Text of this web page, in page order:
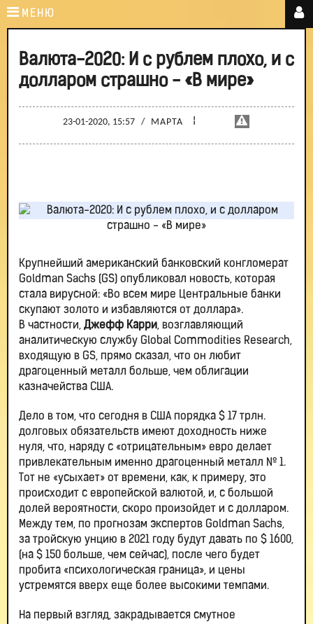
МЕНЮ
Валюта-2020: И с рублем плохо, и с
долларом страшно - «В мире»
23-01-2020, 15:57 / МАРТА ¦
Крупнейший американский банковский конгломерат
Goldman Sachs (GS) опубликовал новость, которая
стала вирусной: «Во всем мире Центральные банки
скупают золото и избавляются от доллара».
В частности, Джефф Карри, возглавляющий
аналитическую службу Global Commodities Research,
входящую в GS, прямо сказал, что он любит
драгоценный металл больше, чем облигации
казначейства США.
Дело в том, что сегодня в США порядка $ 17 трлн.
долговых обязательств имеют доходность ниже
нуля, что, наряду с «отрицательным» евро делает
привлекательным именно драгоценный металл № 1.
Тот не «усыхает» от времени, как, к примеру, это
происходит с европейской валютой, и, с большой
долей вероятности, скоро произойдет и с долларом.
Между тем, по прогнозам экспертов Goldman Sachs,
за тройскую унцию в 2021 году будут давать по $ 1600,
(на $ 150 больше, чем сейчас), после чего будет
пробита «психологическая граница», и цены
устремятся вверх еще более высокими темпами.
На первый взгляд, закрадывается смутное